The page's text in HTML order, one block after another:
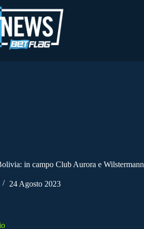
in campo Club Aurora e Wilstermann
24 Agosto 2023